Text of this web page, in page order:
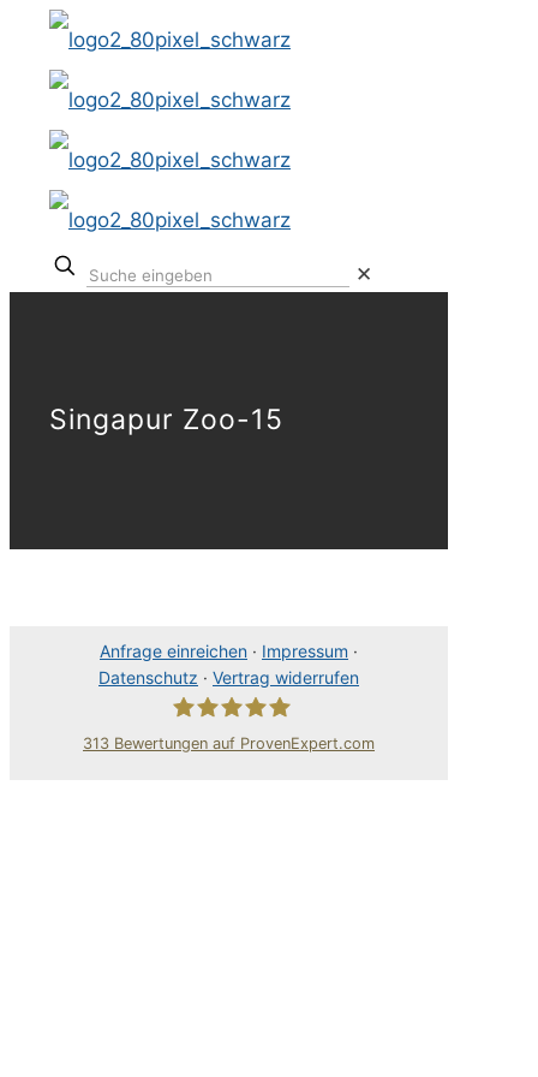
✕
Singapur Zoo-15
Anfrage einreichen · Impressum ·
Datenschutz · Vertrag widerrufen
313 Bewertungen auf ProvenExpert.com